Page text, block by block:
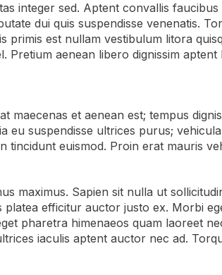
integer sed. Aptent convallis
dui quis suspendisse venenatis.
est nullam vestibulum litora
aenean libero dignissim
maecenas et aenean est; tempus
eu suspendisse ultrices purus;
tincidunt euismod. Proin erat mauris
maximus. Sapien sit nulla ut
efficitur auctor justo ex. Morbi
pharetra himenaeos quam laoreet
iaculis aptent auctor nec ad.